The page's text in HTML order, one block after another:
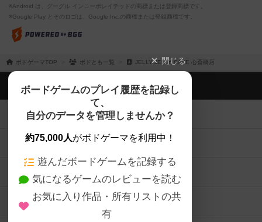
※Android は、グーグル インコーポレイテッドの商標または登録商標です。
※Google Play とそのロゴは、Google Inc.の商標または登録商標です。
ボドゲーマTOP ボドとも一覧 JELLY JELLY CAFE 心斎橋店
閉じる
ボードゲームのプレイ履歴を記録し
て、
自分のデータを管理しませんか？
約75,000人がボドゲーマを利用中！
遊んだボードゲームを記録する
気になるゲームのレビューを読む
お気に入り作品・所有リストの共
有
ボドゲーマTOP
ボードゲームを検索する
ボードゲームの新着レビュー
ボードゲーム会情報
メカニクス特集